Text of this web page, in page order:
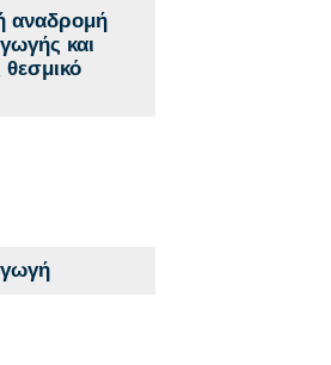
αναδρομή
και